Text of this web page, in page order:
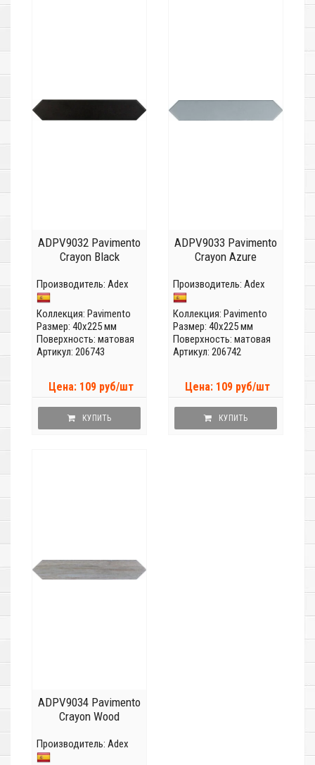
ADPV9032 Pavimento
Crayon Black
Производитель: Adex
Коллекция: Pavimento
Размер: 40x225 мм
Поверхность: матовая
Артикул: 206743
Цена: 109 руб/шт
КУПИТЬ
ADPV9033 Pavimento
Crayon Azure
Производитель: Adex
Коллекция: Pavimento
Размер: 40x225 мм
Поверхность: матовая
Артикул: 206742
Цена: 109 руб/шт
КУПИТЬ
ADPV9034 Pavimento
Crayon Wood
Производитель: Adex